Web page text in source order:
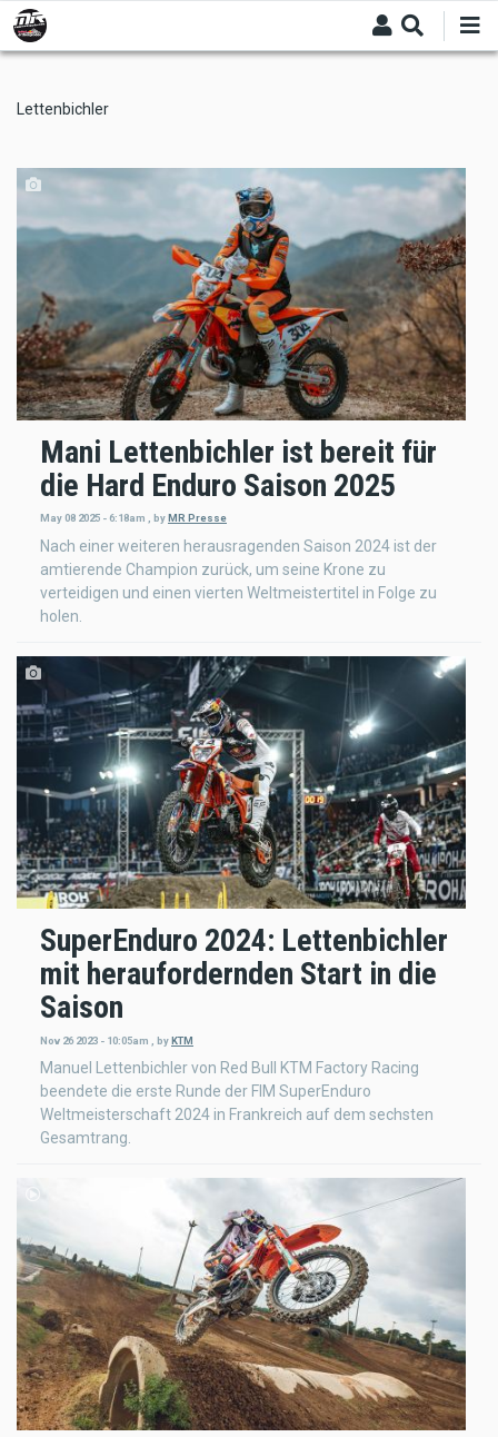
Skip
to
main
Lettenbichler
Mani Lettenbichler ist bereit für
die Hard Enduro Saison 2025
May 08 2025 - 6:18am , by MR Presse
Nach einer weiteren herausragenden Saison 2024 ist der
amtierende Champion zurück, um seine Krone zu
verteidigen und einen vierten Weltmeistertitel in Folge zu
holen.
SuperEnduro 2024: Lettenbichler
mit heraufordernden Start in die
Saison
Nov 26 2023 - 10:05am byKTM
Manuel Lettenbichler von Red Bull KTM Factory Racing
beendete die erste Runde der FIM SuperEnduro
Weltmeisterschaft 2024 in Frankreich auf dem sechsten
Gesamtrang.